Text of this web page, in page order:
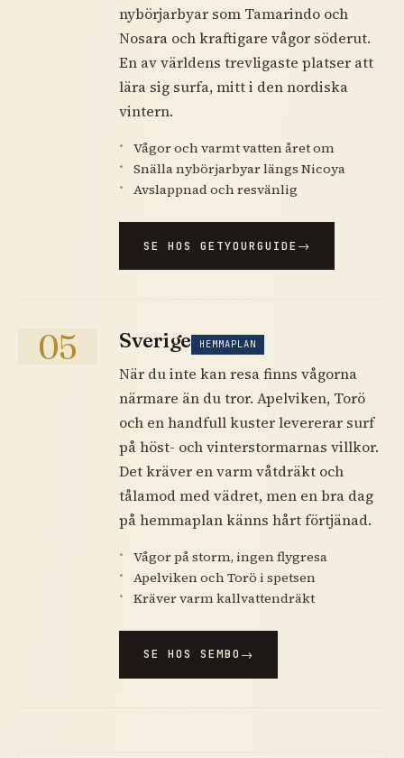
nybörjarbyar som Tamarindo och
Nosara och kraftigare vågor söderut.
En av världens trevligaste platser att
lära sig surfa, mitt i den nordiska
vintern.
Vågor och varmt vatten året om
Snälla nybörjarbyar längs Nicoya
Avslappnad och resvänlig
SE HOS GETYOURGUIDE
05 Sverige HEMMAPLAN
När du inte kan resa finns vågorna
närmare än du tror. Apelviken, Torö
och en handfull kuster levererar surf
på höst- och vinterstormarnas villkor.
Det kräver en varm våtdräkt och
tålamod med vädret, men en bra dag
på hemmaplan känns hårt förtjänad.
Vågor på storm, ingen flygresa
Apelviken och Torö i spetsen
Kräver varm kallvattendräkt
SE HOS SEMBO